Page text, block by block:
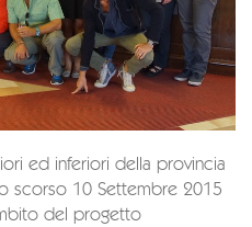
ed inferiori della provincia
scorso 10 Settembre 2015
del progetto